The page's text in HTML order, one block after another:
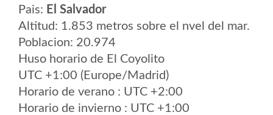
Pais: El Salvador
Altitud: 1.853 metros sobre el nvel del mar.
Poblacion: 20.974
Huso horario de El Coyolito
UTC +1:00 (Europe/Madrid)
Horario de verano : UTC +2:00
Horario de invierno : UTC +1:00